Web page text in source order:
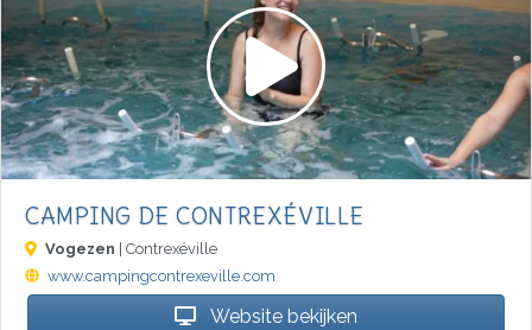
CAMPING DE CONTREXÉVILLE
Vogezen | Contrexéville
www.campingcontrexeville.com
Website bekijken